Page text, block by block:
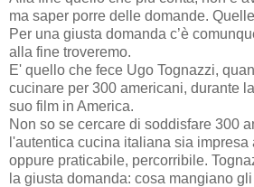
ma saper porre delle domande.
Per una giusta domanda c’è
alla fine troveremo.
E' quello che fece Ugo Tognazzi,
cucinare per 300 americani, durante
suo film in America.
Non so se cercare di soddisfare 300
l'autentica cucina italiana sia
oppure praticabile, percorribile.
la giusta domanda: cosa mangiano